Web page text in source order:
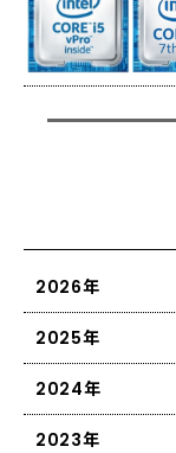
2026年
2025年
2024年
2023年